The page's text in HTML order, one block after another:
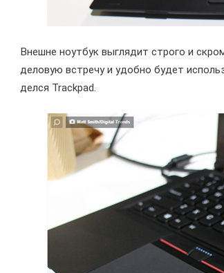
Внешне ноутбук выглядит строго и
деловую встречу и удобно будет
делся Trackpad.